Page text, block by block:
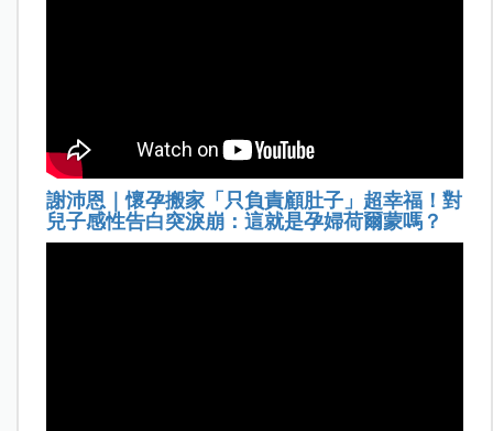
謝沛恩｜懷孕搬家「只負責顧肚子」超幸福！對
兒子感性告白突淚崩：這就是孕婦荷爾蒙嗎？